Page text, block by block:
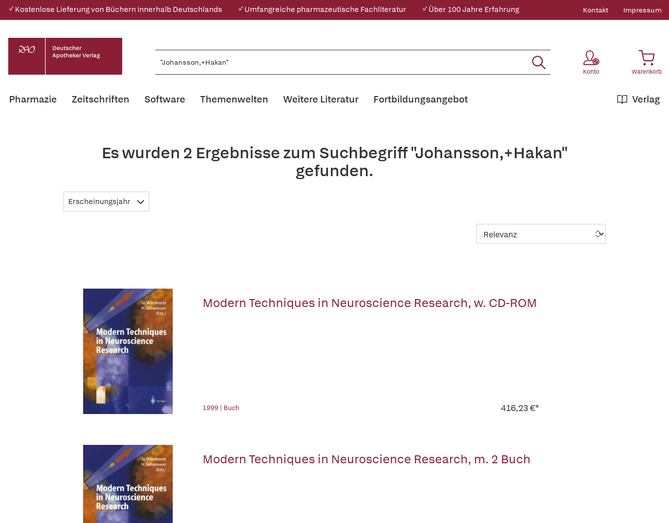
✓ Kostenlose Lieferung von Büchern innerhalb Deutschlands ✓ Umfangreiche pharmazeutische Fachliteratur ✓ Über 100 Jahre Erfahrung Kontakt Impressum
Konto Warenkorb
Pharmazie Zeitschriften Software Themenwelten Weitere Literatur Verlag
Fortbildungsangebot
Es wurden 2 Ergebnisse zum Suchbegriff "Johansson,+Hakan"
gefunden.
Erscheinungsjahr
Modern Techniques in Neuroscience Research, w. CD-ROM
1999 | Buch 416,23 €*
Modern Techniques in Neuroscience Research, m. 2 Buch